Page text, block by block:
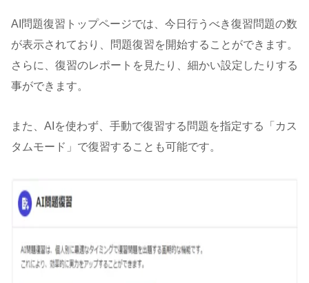
AI問題復習トップページでは、今日行うべき復習問題の数
が表示されており、問題復習を開始することができます。
さらに、復習のレポートを見たり、細かい設定したりする
事ができます。
また、AIを使わず、手動で復習する問題を指定する「カス
タムモード」で復習することも可能です。